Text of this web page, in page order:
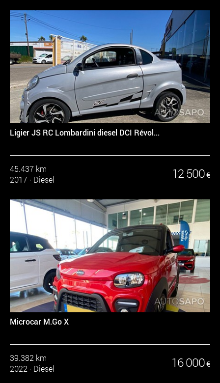
Ligier JS RC Lombardini diesel DCI Révol...
45.437 km
2017 · Diesel 12 500 €
Microcar M.Go X
39.382 km
2022 · Diesel 16 000 €